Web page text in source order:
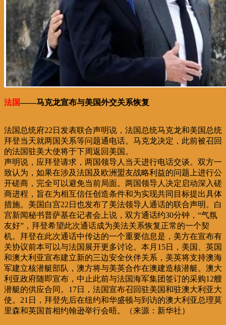
法国——马克龙宣布与美国外交关系恢复
法国总统府22日发表联合声明说，法国总统马克龙和美国总统
拜登当天就两国关系等问题通电话。马克龙决定，此前被召回
的法国驻美大使将于下周返回美国。
声明说，应拜登请求，两国领导人当天进行电话交谈。双方一
致认为，如果在涉及法国及欧洲盟友战略利益的问题上进行公
开磋商，完全可以避免当前局面。两国领导人决定启动深入磋
商进程，旨在为相互信任创造条件和为实现共同目标提出具体
措施。美国白宫22日也发布了美法领导人通话的联合声明。白
宫新闻秘书普萨基在记者会上说，双方通话约30分钟，“气氛
友好”，拜登希望此次通话成为美法关系恢复正常的一个契
机。拜登在此次通话中传达的一个重要信息是，美方在宣布有
关协议前本可以与法国展开更多讨论。本月15日，美国、英国
和澳大利亚宣布建立新的三边安全伙伴关系，美英将支持澳海
军建立核潜艇部队，澳方将与美英合作在澳建造核潜艇。澳大
利亚政府随即宣布，中止此前与法国海军集团签订的采购12艘
潜艇的供应合同。17日，法国宣布召回驻美国和驻澳大利亚大
使。21日，拜登先后在纽约和华盛顿与到访的澳大利亚总理莫
里森和英国首相约翰逊举行会晤。（来源：新华社）